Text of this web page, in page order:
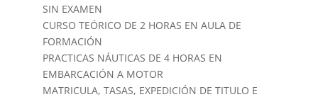
SIN EXAMEN
CURSO TEÓRICO DE 2 HORAS EN AULA DE
FORMACIÓN
PRACTICAS NÁUTICAS DE 4 HORAS EN
EMBARCACIÓN A MOTOR
MATRICULA, TASAS, EXPEDICIÓN DE TITULO E